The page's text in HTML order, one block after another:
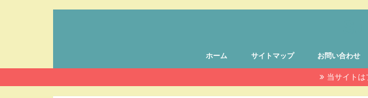
ホーム
サイトマップ お問い合わせ
当サイト